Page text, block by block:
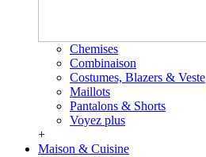
Chemises
Combinaison
Costumes, Blazers & Veste
Maillots
Pantalons & Shorts
Voyez plus
+
Maison & Cuisine